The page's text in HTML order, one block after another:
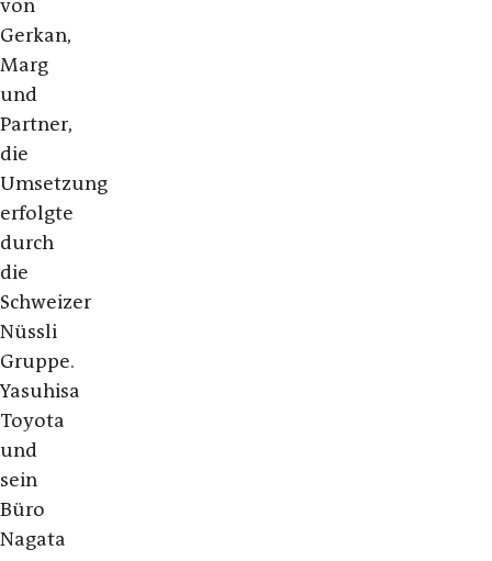
von
Gerkan,
Marg
und
Partner,
die
Umsetzung
erfolgte
durch
die
Schweizer
Nüssli
Gruppe.
Yasuhisa
Toyota
und
sein
Büro
Nagata